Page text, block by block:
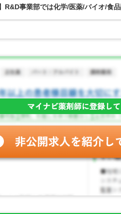
R&D事業部では化学/医薬/バイオ/食